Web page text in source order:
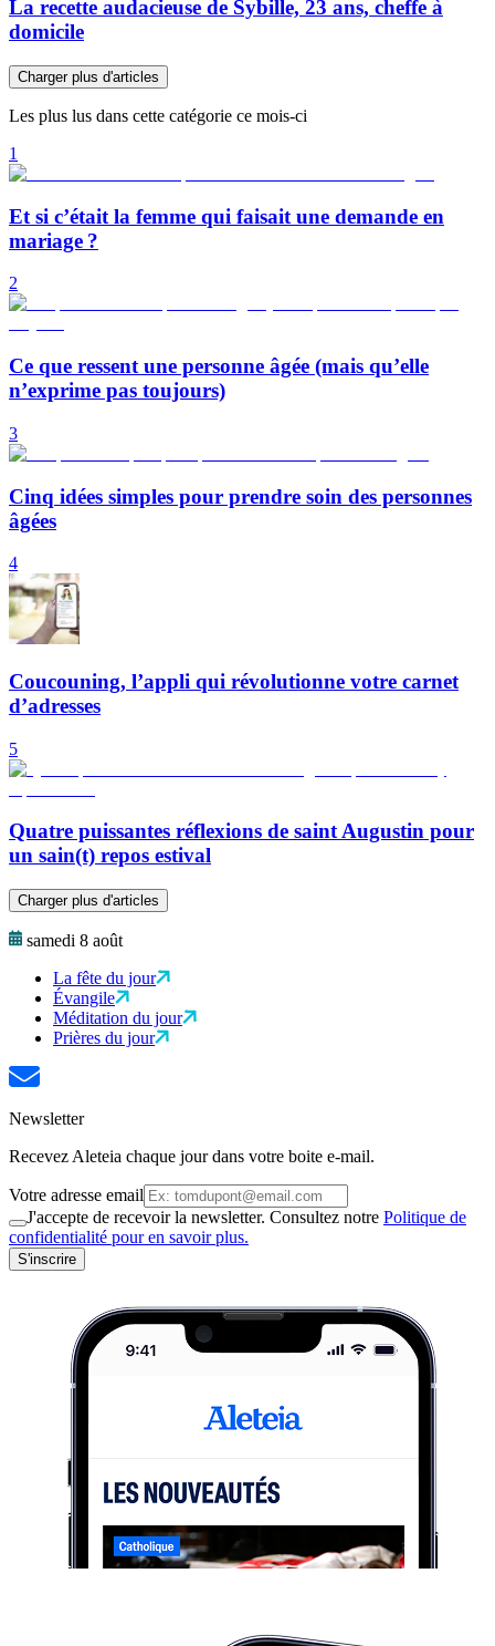
La recette audacieuse de Sybille, 23 ans, cheffe à
domicile
Charger plus d'articles
Les plus lus dans cette catégorie ce mois-ci
1
Et si c’était la femme qui faisait une demande en
mariage ?
2
Ce que ressent une personne âgée (mais qu’elle
n’exprime pas toujours)
3
Cinq idées simples pour prendre soin des personnes
âgées
4
Coucouning, l’appli qui révolutionne votre carnet
d’adresses
5
Quatre puissantes réflexions de saint Augustin pour
un sain(t) repos estival
Charger plus d'articles
samedi 8 août
La fête du jour
Évangile
Méditation du jour
Prières du jour
Newsletter
Recevez Aleteia chaque jour dans votre boite e-mail.
Votre adresse email
J'accepte de recevoir la newsletter. Consultez notre Politique de
confidentialité pour en savoir plus.
S'inscrire